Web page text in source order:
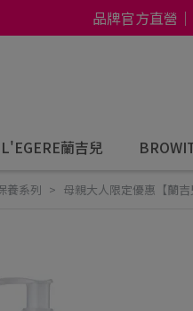
品牌官方直營
L'EGERE蘭吉兒
養系列 母親大人限定優惠【蘭